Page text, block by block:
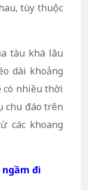
tùy thuộc
tàu khá lâu
dài khoảng
có nhiều thời
chu đáo trên
các khoang
đi